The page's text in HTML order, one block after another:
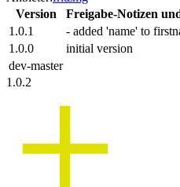
Version
Freigabe-Notizen
1.0.1
- added 'name' to
1.0.0
initial version
dev-master
1.0.2